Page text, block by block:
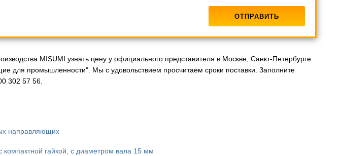
MISUMI узнать цену у официального представителя в Москве, Санкт-Петербурге
для промышленности". Мы с удовольствием просчитаем сроки поставки. Заполните
302 57 56.
направляющих
гайкой, с диаметром вала 15 мм